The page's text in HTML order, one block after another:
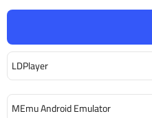
LDPlayer
MEmu Android Emulator